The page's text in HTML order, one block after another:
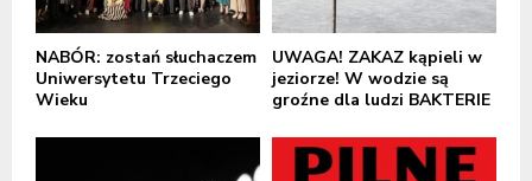
NABÓR: zostań słuchaczem
Uniwersytetu Trzeciego
Wieku
UWAGA! ZAKAZ kąpieli w
jeziorze! W wodzie są
groźne dla ludzi BAKTERIE